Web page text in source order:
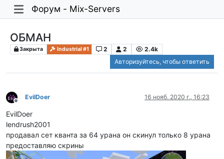
Форум - Mix-Servers
ОБМАН
Закрыта Industrial #1 2 2
2.4k
Авторизуйтесь, чтобы ответить
Не в сети
EvilDoer 16 нояб. 2020 г., 16:23
EvilDoer
lendrush2001
продавал сет кванта за 64 урана он скинул только 8 урана
предоставляю скрины